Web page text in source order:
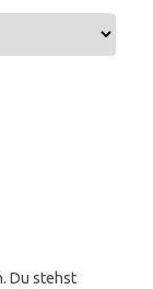
Du stehst